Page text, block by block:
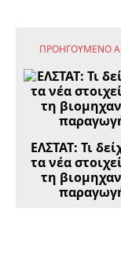
ΠΡΟΗΓΟΎΜΕΝΟ
ΕΛΣΤΑΤ: Τι
τα νέα
τη